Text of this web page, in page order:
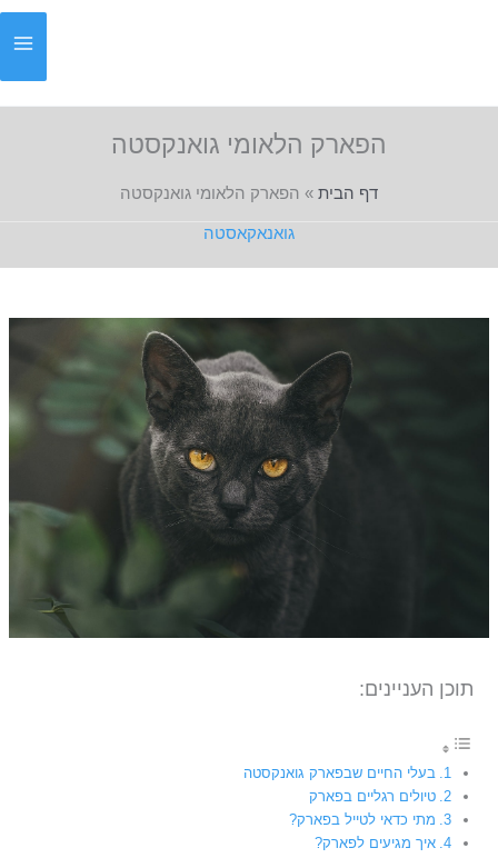
הפארק הלאומי גואנקסטה
דף הבית » הפארק הלאומי גואנקסטה
גואנאקאסטה
תוכן העניינים:
בעלי החיים שבפארק גואנקסטה
טיולים רגליים בפארק
מתי כדאי לטייל בפארק?
איך מגיעים לפארק?